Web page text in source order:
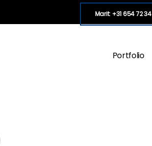
Marit: +31 654 72 34
Portfolio